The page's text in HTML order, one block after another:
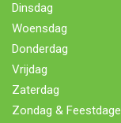
Dinsdag
Woensdag
Donderdag
Vrijdag
Zaterdag
Zondag &